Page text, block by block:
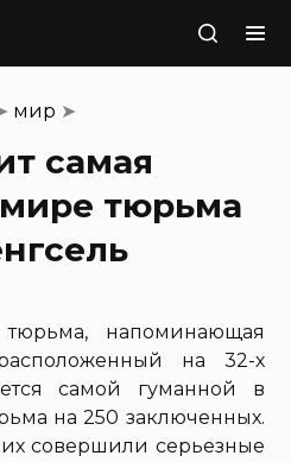
Поиск
мир ➤
самая
тюрьма
напоминающая
на 32-х
самой гуманной в
на 250 заключенных.
совершили серьезные